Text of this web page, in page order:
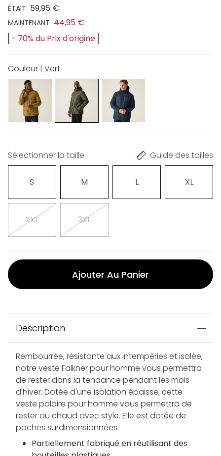
ÉTAIT 59,95 €
MAINTENANT 44,95 €
- 70% du Prix d'origine
Couleur | Vert
Sélectionner la taille Guide des tailles
S M L XL
XXL 3XL
Ajouter Au Panier
Description
Rembourrée, résistante aux intempéries et isolée,
notre veste Falkner pour homme vous permettra
de rester dans la tendance pendant les mois
d'hiver. Dotée d'une isolation épaisse, cette
veste polaire pour homme vous permettra de
rester au chaud avec style. Elle est dotée de
poches surdimensionnées.
Partiellement fabriqué en réutilisant des